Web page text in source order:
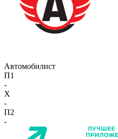
Автомобилист
П1
-
X
-
П2
-